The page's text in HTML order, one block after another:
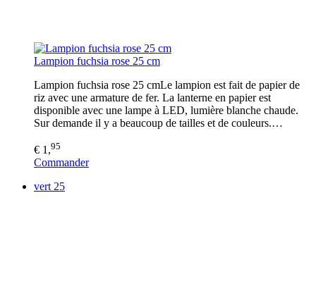
Lampion fuchsia rose 25 cm
Lampion fuchsia rose 25 cmLe lampion est fait de papier de
riz avec une armature de fer. La lanterne en papier est
disponible avec une lampe à LED, lumière blanche chaude.
Sur demande il y a beaucoup de tailles et de couleurs.…
€ 1,95
Commander
vert 25